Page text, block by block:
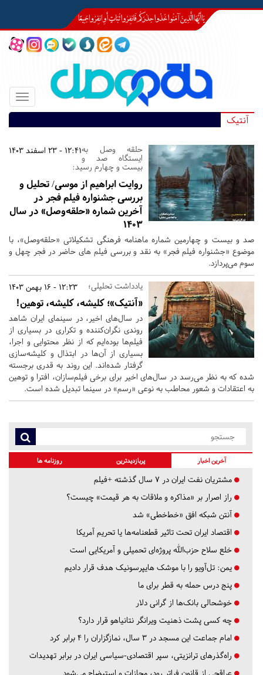
Toggle
آنتیک
12:41 - 23 اسفند 1403حلقه وصل به
ایستگاه صد و
بیست و چهارم رسید:
روایت ابراهیم از موسی/ تحلیل و
بررسی جشنواره فیلم فجر در
آخرین شماره «حلقه‌وصل» در سال
1403
صد و بیست و چهارمین شماره ماهنامه فرهنگی تشکیلاتی «حلقه‌وصل»، با
موضوع «جشنواره فیلم فجر» به نقد و بررسی فیلم های حاضر در فجر چهل و
سوم می‌پردازد.
12:23 - 16 بهمن 1403 یادداشت تحلیلی؛
«آنتیک»؛ کلیشه، کلیشه، توهین!
در سال‌های اخیر، در سینمای ایران شاهد
روندی نگران‌کننده و تکراری در بسیاری از
فیلم‌ها بوده‌ایم که از نظر محتوایی و اجرا،
بسیاری از آن‌ها در ابتذال و کلیشه‌سازی
گرفتار شده‌اند. این روند به قدری برجسته
شده که به نظر می‌رسد در سال‌های اخیر برای برخی فیلم‌سازان، افترا و توهین
به اعتقادات و شعور محاطب به نوعی «رسم» در سینما تبدیل شده است.
آخرین اخبار پربازدیدترین روزنامه ها
مشتریان نفت ایران در ۷ سال گذشته +فیلم
راز اصرار بر «مذاکره و ملاقات به هر قیمت» چیست؟
آنتن شبکه افق «خط‌خطی» شد
اقتصاد ایران تحت تاثیر قطعنامه‌ها یا تحریم‌ آمریکا
خلع سلاح حزب‌الله پروژه‌ای تحمیلی و آمریکایی است
یمن: تل‌آویو را با موشک هایپرسونیک هدف قرار دادیم
پنج درس‌ حمله به قطر برای ما
خوشحالی بانک‌ها از گرانی دلار
چه کسی پشت ذهنیت ویرانگر نتانیاهو قرار دارد؟
امام جماعت این مسجد در ۳ سال، نمازگزاران را ۴ برابر کرد
راه‌گذرهای ترانزیتی، سپر اقتصادی-سیاسی ایران در برابر تهدیدات